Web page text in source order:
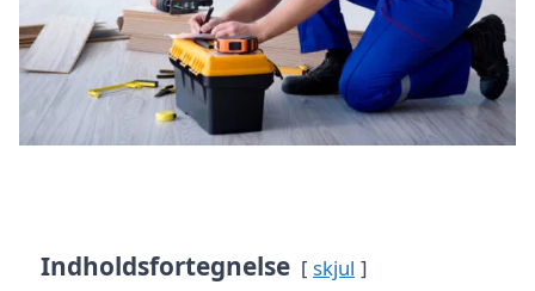
Indholdsfortegnelse skjul